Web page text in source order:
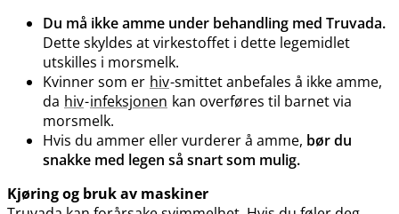
Du må ikke amme under behandling med Truvada.
Dette skyldes at virkestoffet i dette legemidlet
utskilles i morsmelk.
Kvinner som er hiv-smittet anbefales å ikke amme,
da hiv-infeksjonen kan overføres til barnet via
morsmelk.
Hvis du ammer eller vurderer å amme, bør du
snakke med legen så snart som mulig.
Kjøring og bruk av maskiner